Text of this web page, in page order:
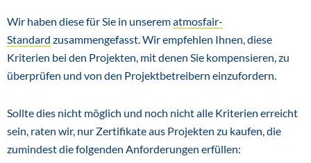
Wir haben diese für Sie in unserematmosfair-
Standard zusammengefasst. Wir empfehlen Ihnen, diese
Kriterien bei den Projekten, mit denen Sie kompensieren, zu
überprüfen und von den Projektbetreibern einzufordern.
Sollte dies nicht möglich und noch nicht alle Kriterien erreicht
sein, raten wir, nur Zertifikate aus Projekten zu kaufen, die
zumindest die folgenden Anforderungen erfüllen: